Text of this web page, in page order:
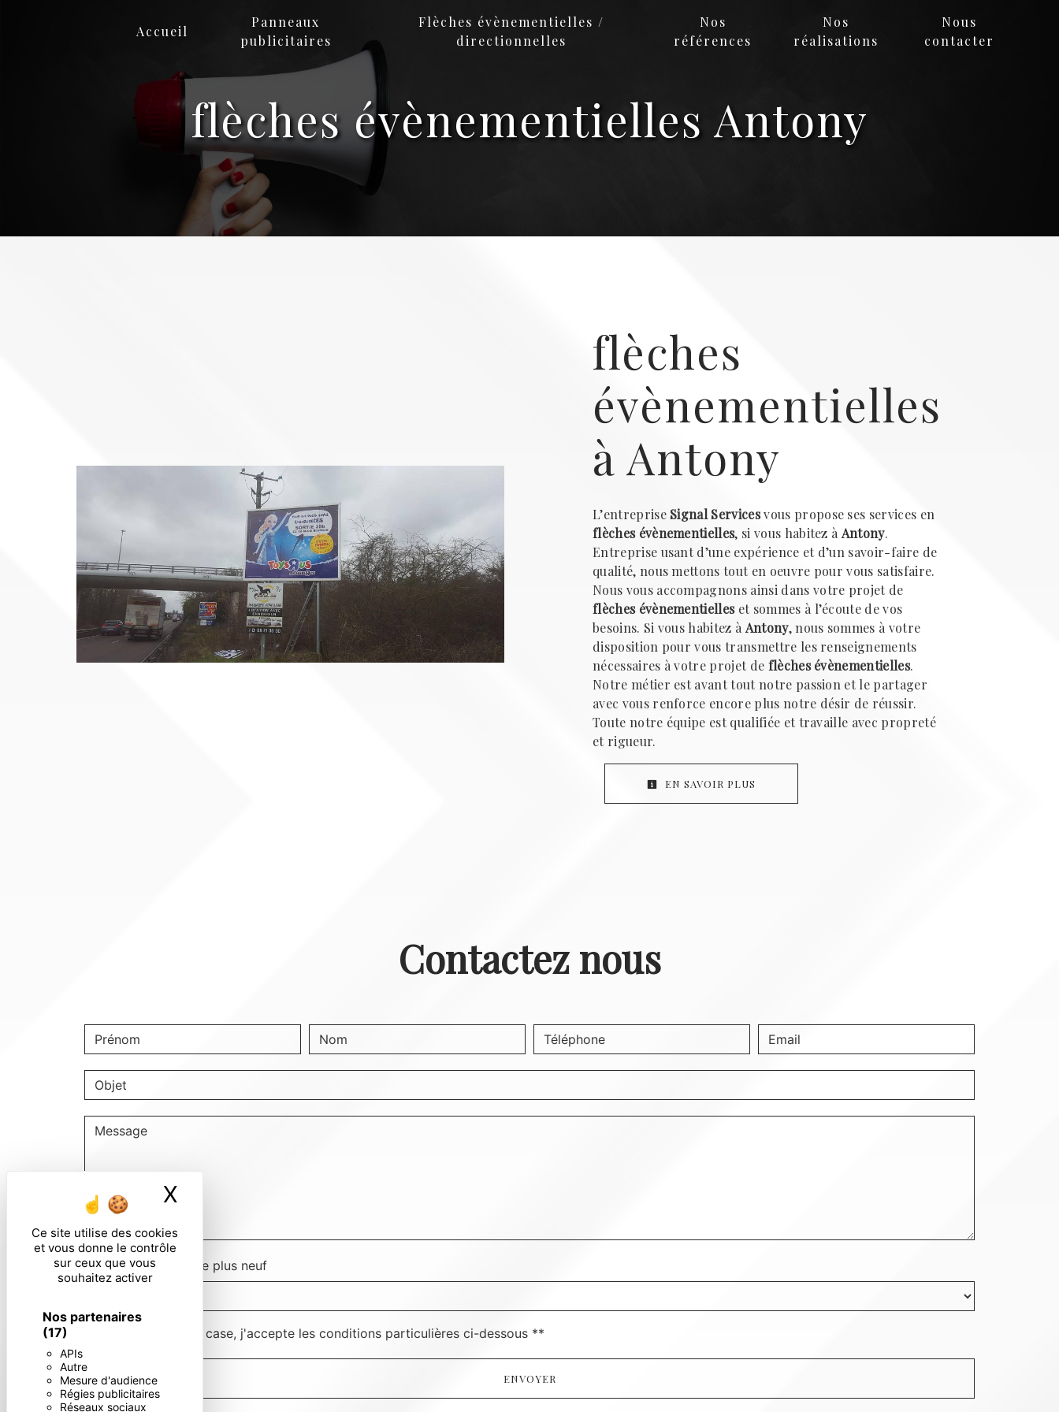
Ce site utilise des cookies
et vous donne le contrôle
sur ceux que vous
souhaitez activer
Nos partenaires
(17)
APIs
Autre
Mesure d'audience
Régies publicitaires
Réseaux sociaux
X
Accueil
Panneaux
publicitaires
Flèches évènementielles /
directionnelles
Nos
références
Nos
réalisations
Nous
contacter
flèches évènementielles Antony
flèches
évènementielles
à Antony
L’entreprise Signal Servicesvous propose ses services en
flèches évènementielles, si vous habitez à Antony.
Entreprise usant d’une expérience et d’un savoir-faire de
qualité, nous mettons tout en oeuvre pour vous satisfaire.
Nous vous accompagnons ainsi dans votre projet de
flèches évènementielleset sommes à l’écoute de vos
besoins. Si vous habitez à Antony, nous sommes à votre
disposition pour vous transmettre les renseignements
nécessaires à votre projet de flèches évènementielles.
Notre métier est avant tout notre passion et le partager
avec vous renforce encore plus notre désir de réussir.
Toute notre équipe est qualifiée et travaille avec propreté
et rigueur.
EN SAVOIR PLUS
Contactez nous
Combien font quatre plus neuf
En cochant cette case, j'accepte les conditions particulières ci-dessous **
ENVOYER